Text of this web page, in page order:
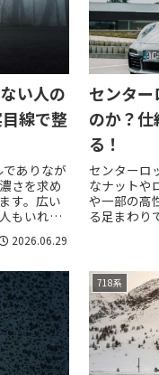
い人の
線で整
ありなが
さを求め
す。広い
もいれ
る...
2026.06.29
センタ
のか？
る！
センターロ
なナットや
や一部の高
る足まわり
トやボル
718系